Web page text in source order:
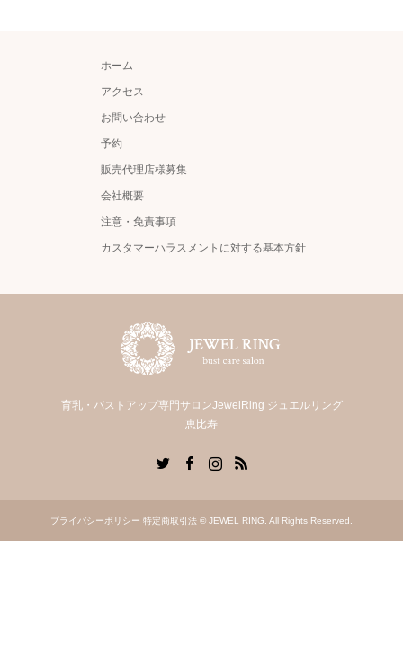
ホーム
アクセス
お問い合わせ
予約
販売代理店様募集
会社概要
注意・免責事項
カスタマーハラスメントに対する基本方針
育乳・バストアップ専門サロンJewelRing ジュエルリング
恵比寿
RSS
プライバシーポリシー 特定商取引法 © JEWEL RING. All Rights Reserved.